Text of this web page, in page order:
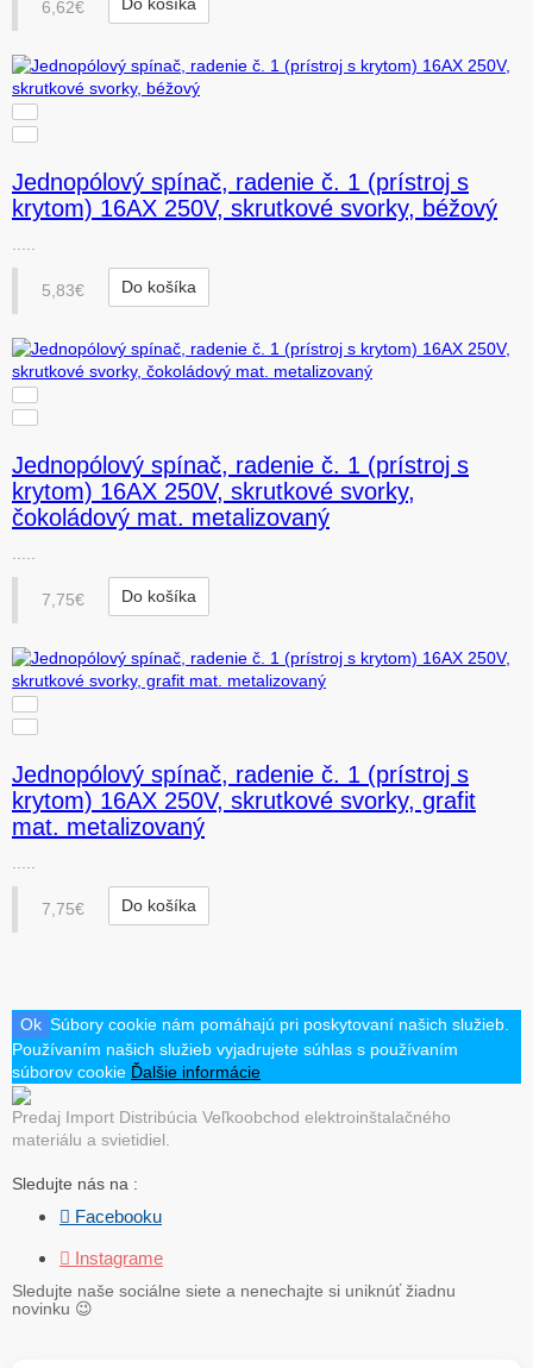
6,62€
Jednopólový spínač, radenie č. 1 (prístroj s
krytom) 16AX 250V, skrutkové svorky, béžový
5,83€ Do košíka
Jednopólový spínač, radenie č. 1 (prístroj s
krytom) 16AX 250V, skrutkové svorky,
čokoládový mat. metalizovaný
7,75€ Do košíka
Jednopólový spínač, radenie č. 1 (prístroj s
krytom) 16AX 250V, skrutkové svorky, grafit
mat. metalizovaný
7,75€ Do košíka
Ok Súbory cookie nám pomáhajú pri poskytovaní našich služieb.
Používaním našich služieb vyjadrujete súhlas s používaním
súborov cookie Ďalšie informácie
Predaj Import Distribúcia Veľkoobchod elektroinštalačného
materiálu a svietidiel.
Sledujte nás na :
 Facebooku
 Instagrame
Sledujte naše sociálne siete a nenechajte si uniknúť žiadnu
novinku 😉